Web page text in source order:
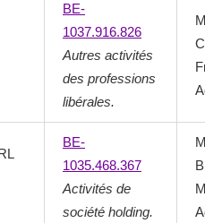
BE-
1037.916.826
Autres activités
des professions
libérales.
BE-
1035.468.367
Activités de
société holding.